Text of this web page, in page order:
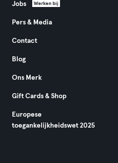
Jobs Werken bij
Pers & Media
Contact
Blog
Ons Merk
Gift Cards & Shop
Europese
toegankelijkheidswet 2025